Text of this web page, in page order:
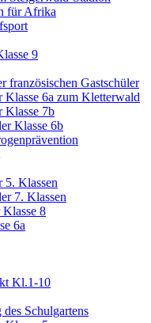
für Afrika
9
französischen Gastschüler
Klasse 6a zum Kletterwald
Klasse 7b
Klasse 6b
5. Klassen
7. Klassen
8
6a
Kl.1-10
Schulgartens